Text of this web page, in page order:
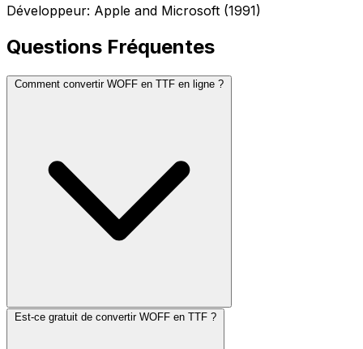
Développeur: Apple and Microsoft (1991)
Questions Fréquentes
Comment convertir WOFF en TTF en ligne ?
Est-ce gratuit de convertir WOFF en TTF ?